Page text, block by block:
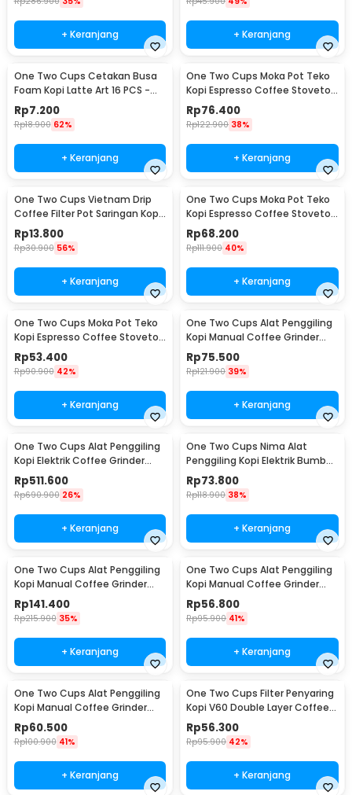
+ Keranjang + Keranjang
One Two Cups Cetakan Busa
Foam Kopi Latte Art 16 PCS -
JJYE01
Rp7.200
Rp18.900 62%
+ Keranjang
One Two Cups Moka Pot Teko
Kopi Espresso Coffee Stovetop
6 Cup 300ml - Z20
Rp76.400
Rp122.900 38%
+ Keranjang
One Two Cups Vietnam Drip
Coffee Filter Pot Saringan Kopi
180ml 8Q - LC1
Rp13.800
Rp30.900 56%
+ Keranjang
One Two Cups Moka Pot Teko
Kopi Espresso Coffee Stovetop
4 Cup 200ml - Z20
Rp68.200
Rp111.900 40%
+ Keranjang
One Two Cups Moka Pot Teko
Kopi Espresso Coffee Stovetop
2 Cup 100ml - Z20
Rp53.400
Rp90.900 42%
+ Keranjang
One Two Cups Alat Penggiling
Kopi Manual Coffee Grinder
Wood - 16290
Rp75.500
Rp121.900 39%
+ Keranjang
One Two Cups Alat Penggiling
Kopi Elektrik Coffee Grinder
Adjustable - 600N
Rp511.600
Rp690.900 26%
+ Keranjang
One Two Cups Nima Alat
Penggiling Kopi Elektrik Bumbu
Coffee Grinder - NM-8300
Rp73.800
Rp118.900 38%
+ Keranjang
One Two Cups Alat Penggiling
Kopi Manual Coffee Grinder
Wood 30g - CW85532
Rp141.400
Rp215.900 35%
+ Keranjang
One Two Cups Alat Penggiling
Kopi Manual Coffee Grinder
160ml - CF012
Rp56.800
Rp95.900 41%
+ Keranjang
One Two Cups Alat Penggiling
Kopi Manual Coffee Grinder
Adjustable - RHNHA0176
Rp60.500
Rp100.900 41%
+ Keranjang
One Two Cups Filter Penyaring
Kopi V60 Double Layer Coffee
Filter - FS-40S
Rp56.300
Rp95.900 42%
+ Keranjang